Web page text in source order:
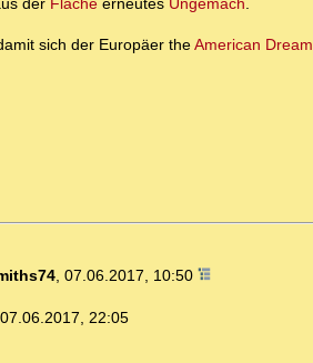
der Fläche erneutes Ungemach.
sich der Europäer theAmerican Dream
, 07.06.2017, 10:50
07.06.2017, 22:05